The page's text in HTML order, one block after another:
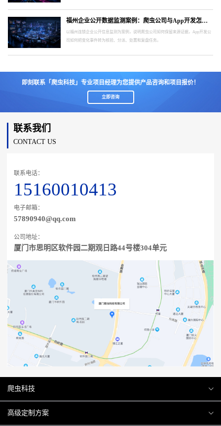
福州企业公开数据监测案例：爬虫公司与App开发怎样形成处置闭环
以福州连锁企业公开信息监测为案例，说明爬虫公司如何保留来源证据，App开发公
司如何把变化事件转为核验、分派、处置和复盘任务。
即刻联系「爬虫科技」专业项目经理为您提供产品咨询和项目报价！
立即咨询
联系我们
CONTACT US
联系电话：
15160010413
电子邮箱：
57890940@qq.com
公司地址：
厦门市思明区软件园二期观日路44号楼304单元
爬虫科技
爬虫案例
高级定制方案